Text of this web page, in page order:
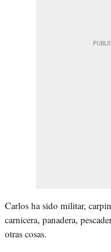
Carlos ha sido militar,
carnicera, panadera,
otras cosas.